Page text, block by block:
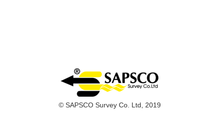
© SAPSCO Survey Co. Ltd, 2019